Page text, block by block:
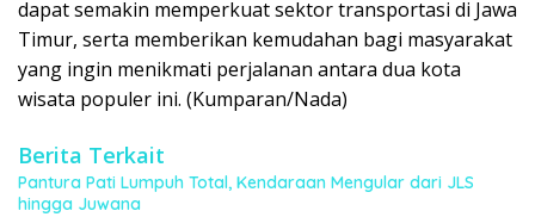
dapat semakin memperkuat sektor transportasi di Jawa
Timur, serta memberikan kemudahan bagi masyarakat
yang ingin menikmati perjalanan antara dua kota
wisata populer ini. (Kumparan/Nada)
Berita Terkait
Pantura Pati Lumpuh Total, Kendaraan Mengular dari JLS
hingga Juwana